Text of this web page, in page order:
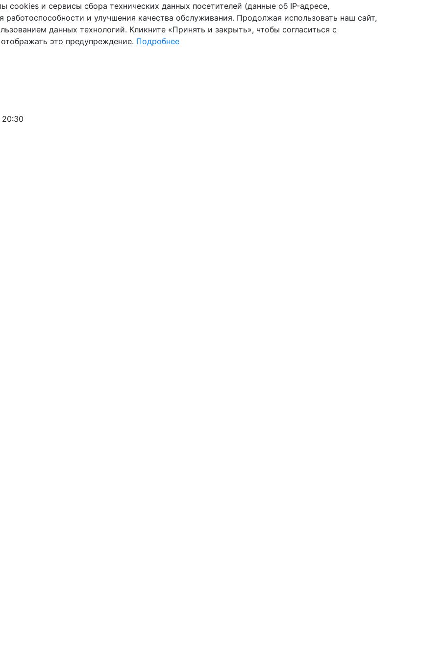
cookies и сервисы сбора технических данных посетителей (данные об IP-адресе,
и улучшения качества обслуживания. Продолжая использовать наш сайт,
данных технологий. Кликните «Принять и закрыть», чтобы согласиться с
это предупреждение. Подробнее